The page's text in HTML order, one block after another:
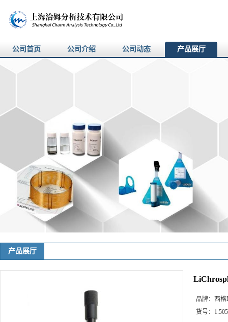
公司首页 公司介绍 公司动态 产品展厅
产品展厅
品牌： 西格
货号：